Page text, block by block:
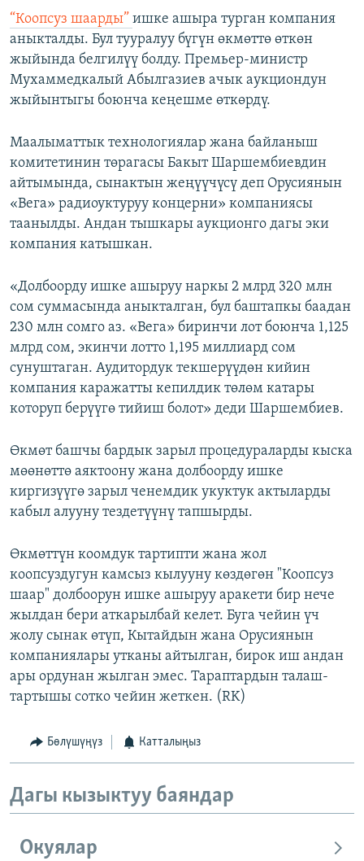
“Коопсуз шаарды” ишке ашыра турган компания
аныкталды. Бул тууралуу бүгүн өкмөттө өткөн
жыйында белгилүү болду. Премьер-министр
Мухаммедкалый Абылгазиев ачык аукциондун
жыйынтыгы боюнча кеңешме өткөрдү.
Маалыматтык технологиялар жана байланыш
комитетинин төрагасы Бакыт Шаршембиевдин
айтымында, сынактын жеңүүчүсү деп Орусиянын
«Вега» радиоуктуруу концерни» компаниясы
таанылды. Андан тышкары аукционго дагы эки
компания катышкан.
«Долбоорду ишке ашыруу наркы 2 млрд 320 млн
сом суммасында аныкталган, бул баштапкы баадан
230 млн сомго аз. «Вега» биринчи лот боюнча 1,125
млрд сом, экинчи лотто 1,195 миллиард сом
сунуштаган. Аудитордук текшерүүдөн кийин
компания каражатты кепилдик төлөм катары
которуп берүүгө тийиш болот» деди Шаршембиев.
Өкмөт башчы бардык зарыл процедураларды кыска
мөөнөттө аяктоону жана долбоорду ишке
киргизүүгө зарыл ченемдик укуктук актыларды
кабыл алууну тездетүүнү тапшырды.
Өкмөттүн коомдук тартипти жана жол
коопсуздугун камсыз кылууну көздөгөн "Коопсуз
шаар" долбоорун ишке ашыруу аракети бир нече
жылдан бери аткарылбай келет. Буга чейин үч
жолу сынак өтүп, Кытайдын жана Орусиянын
компаниялары утканы айтылган, бирок иш андан
ары ордунан жылган эмес. Тараптардын талаш-
тартышы сотко чейин жеткен. (RK)
Бөлүшүңүз Катталыңыз
Дагы кызыктуу баяндар
Окуялар